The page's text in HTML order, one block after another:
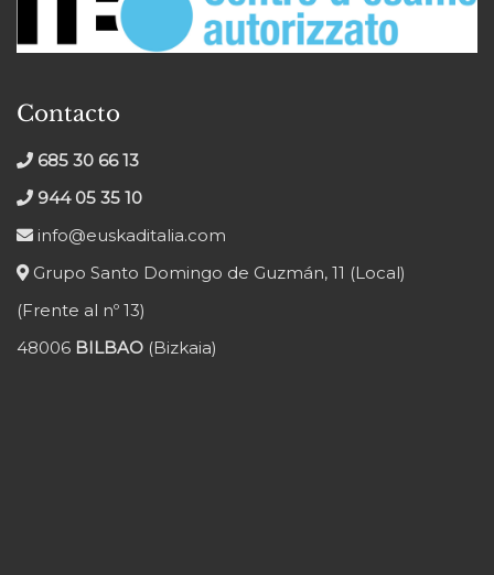
Contacto
685 30 66 13
944 05 35 10
info@euskaditalia.com
Grupo Santo Domingo de Guzmán, 11 (Local)
(Frente al nº 13)
48006 BILBAO (Bizkaia)